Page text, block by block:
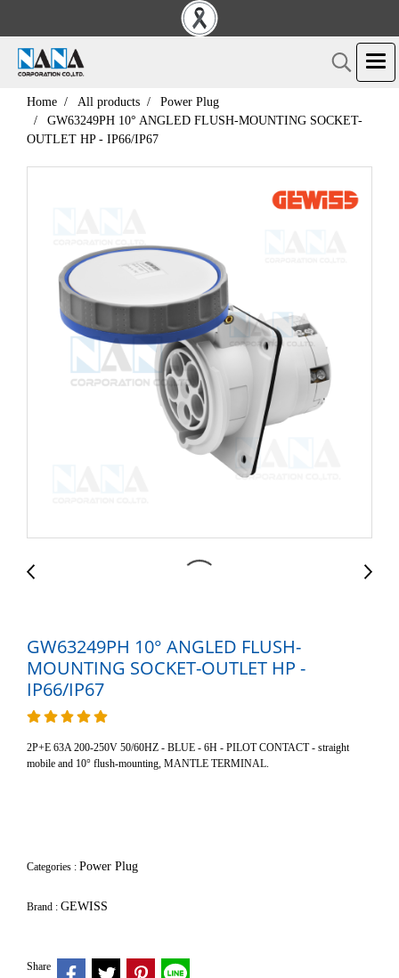
Home All products
Power Plug
GW63249PH 10° ANGLED FLUSH-MOUNTING SOCKET-
OUTLET HP - IP66/IP67
GW63249PH 10° ANGLED FLUSH-
MOUNTING SOCKET-OUTLET HP -
IP66/IP67
2P+E 63A 200-250V 50/60HZ - BLUE - 6H - PILOT CONTACT - straight
mobile and 10° flush-mounting, MANTLE TERMINAL.
Categories : Power Plug
Brand : GEWISS
Share